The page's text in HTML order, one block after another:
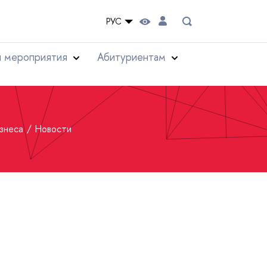
РУС
мероприятия Абитуриентам
Новости